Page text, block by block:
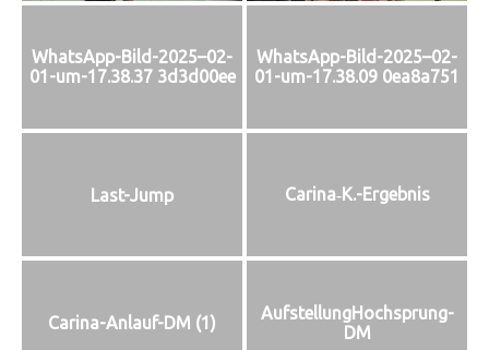
WhatsApp-Bild-2025–02-
01-um-17.38.37 3d3d00ee
WhatsApp-Bild-2025–02-
01-um-17.38.09 0ea8a751
Last-Jump Carina‑K.-Ergebnis
Cari­na-Anlauf-DM (1)
Auf­stel­lung­Hoch­sprung-
DM